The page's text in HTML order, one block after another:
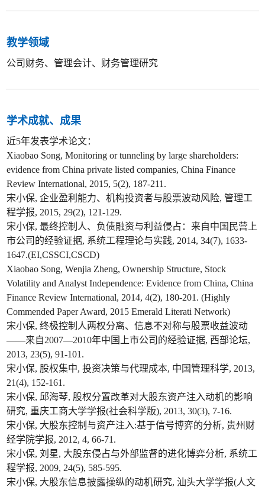
教学领域
公司财务、管理会计、财务管理研究
学术成就、成果
近5年发表学术论文：
Xiaobao Song, Monitoring or tunneling by large shareholders:
evidence from China private listed companies, China Finance
Review International, 2015, 5(2), 187-211.
宋小保, 企业盈利能力、机构投资者与股票波动风险, 管理工
程学报, 2015, 29(2), 121-129.
宋小保, 最终控制人、负债融资与利益侵占：来自中国民营上
市公司的经验证据, 系统工程理论与实践, 2014, 34(7), 1633-
1647.(EI,CSSCI,CSCD)
Xiaobao Song, Wenjia Zheng, Ownership Structure, Stock
Volatility and Analyst Independence: Evidence from China, China
Finance Review International, 2014, 4(2), 180-201. (Highly
Commended Paper Award, 2015 Emerald Literati Network)
宋小保, 终极控制人两权分离、信息不对称与股票收益波动
——来自2007—2010年中国上市公司的经验证据, 西部论坛,
2013, 23(5), 91-101.
宋小保, 股权集中, 投资决策与代理成本, 中国管理科学, 2013,
21(4), 152-161.
宋小保, 邱海琴, 股权分置改革对大股东资产注入动机的影响
研究, 重庆工商大学学报(社会科学版), 2013, 30(3), 7-16.
宋小保, 大股东控制与资产注入:基于信号博弈的分析, 贵州财
经学院学报, 2012, 4, 66-71.
宋小保, 刘星, 大股东侵占与外部监督的进化博弈分析, 系统工
程学报, 2009, 24(5), 585-595.
宋小保, 大股东信息披露操纵的动机研究, 汕头大学学报(人文